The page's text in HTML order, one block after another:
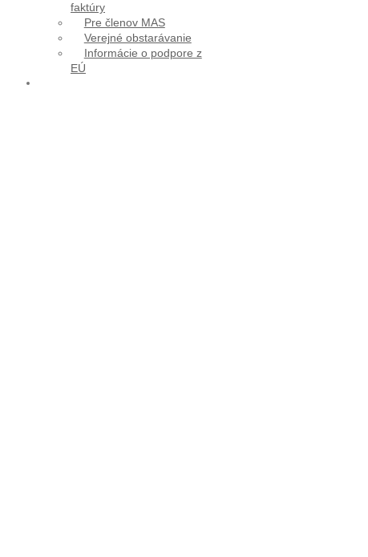
faktúry
Pre členov MAS
Verejné obstarávanie
Informácie o podpore z
EÚ